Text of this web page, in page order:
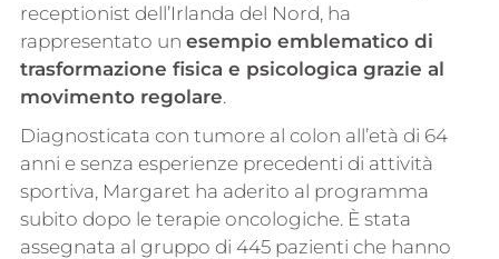
receptionist dell’Irlanda del Nord, ha
rappresentato un esempio emblematico di
trasformazione fisica e psicologica grazie al
movimento regolare.
Diagnosticata con tumore al colon all’età di 64
anni e senza esperienze precedenti di attività
sportiva, Margaret ha aderito al programma
subito dopo le terapie oncologiche. È stata
assegnata al gruppo di 445 pazienti che hanno